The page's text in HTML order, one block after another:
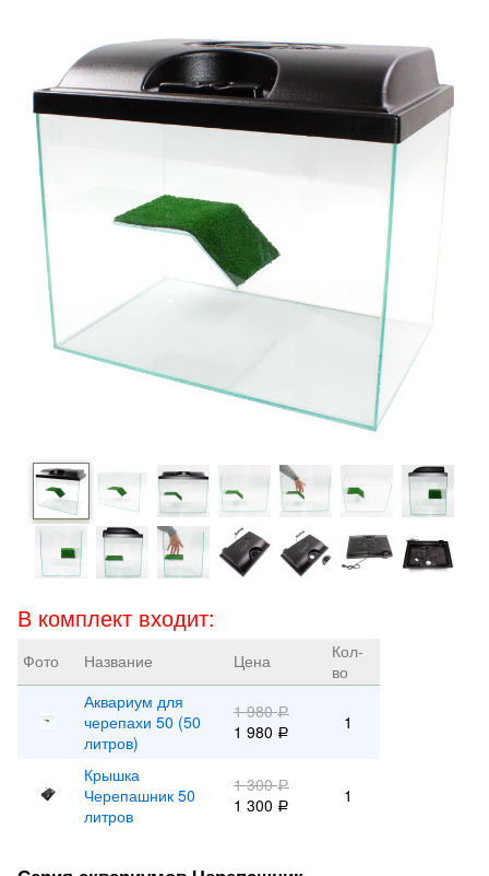
В комплект входит:
Фото Название Цена
Кол-
во
Аквариум для
черепахи 50 (50
литров)
1 980Р
1 980 Р 1
Крышка
Черепашник 50
литров
1 300Р
1 300 Р 1